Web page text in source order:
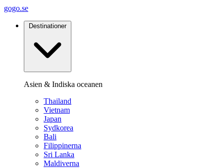
gogo.se
Destinationer
Asien & Indiska oceanen
Thailand
Vietnam
Japan
Sydkorea
Bali
Filippinerna
Sri Lanka
Maldiverna